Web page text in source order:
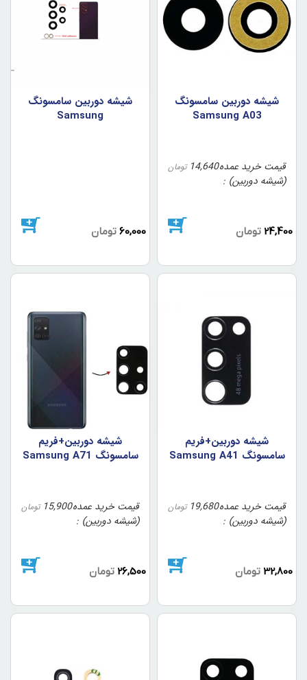
شيشه دوربين سامسونگ
Samsung A03
قیمت خرید عمده
(شیشه دوربین)
14,640 تومان
24,400 تومان
شيشه دوربين سامسونگ
Samsung
60,000 تومان
شيشه دوربين+فريم
سامسونگ Samsung A41
قیمت خرید عمده
(شیشه دوربین)
19,680 تومان
32,800 تومان
شيشه دوربين+فريم
سامسونگ Samsung A71
قیمت خرید عمده
(شیشه دوربین)
15,900 تومان
26,500 تومان